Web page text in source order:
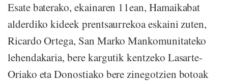
Esate baterako, ekainaren 11ean, Hamaikabat
alderdiko kideek prentsaurrekoa eskaini zuten,
Ricardo Ortega, San Marko Mankomunitateko
lehendakaria, bere kargutik kentzeko Lasarte-
Oriako eta Donostiako bere zinegotzien botoak